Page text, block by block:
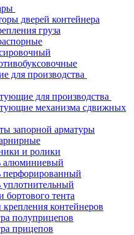
дверей контейнера
груза
для производства
для производства
механизма сдвижных
запорной арматуры
и ролики
алюминиевый
бортового тента
контейнеров
полуприцепов
прицепов